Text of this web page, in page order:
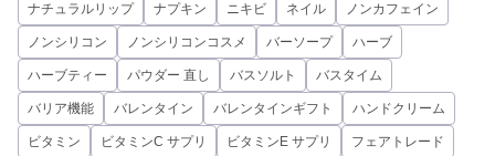
ナチュラルリップ ナプキン ニキビ ネイル ノンカフェイン
ノンシリコン ノンシリコンコスメ バーソープ ハーブ
ハーブティー パウダー 直し バスソルト バスタイム
バリア機能 バレンタイン バレンタインギフト ハンドクリーム
ビタミン ビタミンC サプリ ビタミンE サプリ フェアトレード